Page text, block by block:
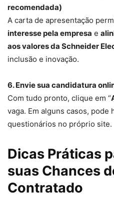
recomendada)
A carta de apresentação
interesse pela empresa e
aos valores da Schneider
inclusão e inovação.
6. Envie sua candidatura
Com tudo pronto, clique em “
vaga. Em alguns casos, pode
questionários no próprio site.
Dicas Práticas
suas Chances
Contratado